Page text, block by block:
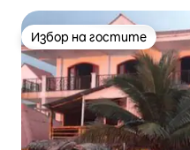
Избор на гостите
Избор на гостите